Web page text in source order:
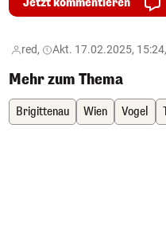
red, Akt. 17.02.2025,
Mehr zum Thema
Brigittenau Wien Vogel